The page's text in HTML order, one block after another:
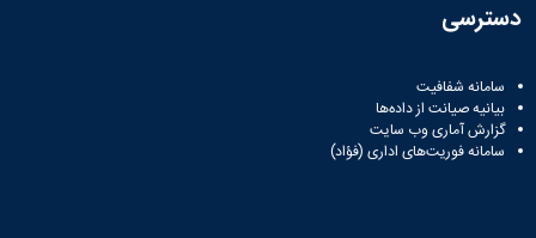
دسترسی
سامانه شفافیت
بیانیه صیانت از داده‌ها
گزارش آماری وب‌ سایت
سامانه فوریت‌های اداری (فؤاد)